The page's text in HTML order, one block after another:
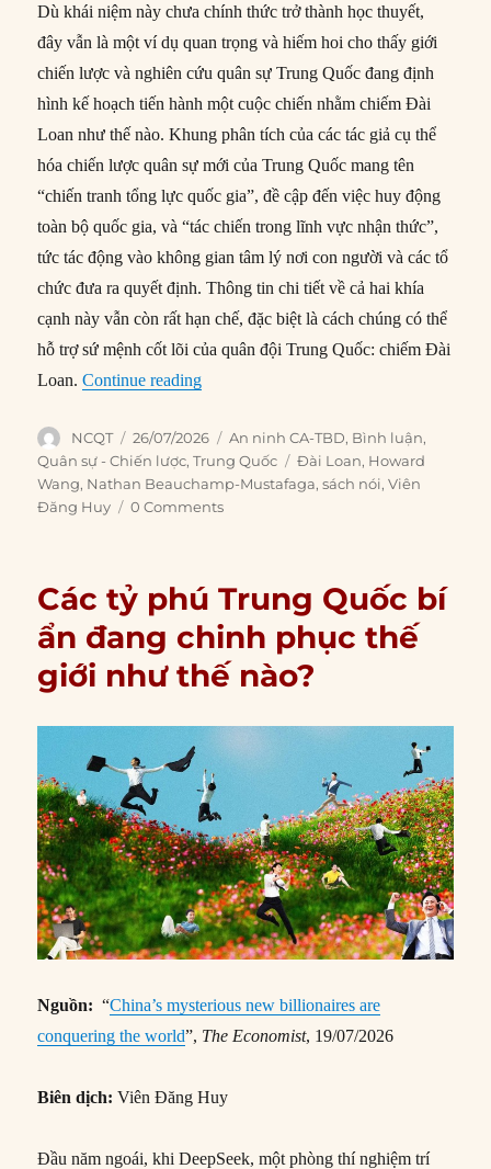
Dù khái niệm này chưa chính thức trở thành học thuyết,
đây vẫn là một ví dụ quan trọng và hiếm hoi cho thấy giới
chiến lược và nghiên cứu quân sự Trung Quốc đang định
hình kế hoạch tiến hành một cuộc chiến nhằm chiếm Đài
Loan như thế nào. Khung phân tích của các tác giả cụ thể
hóa chiến lược quân sự mới của Trung Quốc mang tên
“chiến tranh tổng lực quốc gia”, đề cập đến việc huy động
toàn bộ quốc gia, và “tác chiến trong lĩnh vực nhận thức”,
tức tác động vào không gian tâm lý nơi con người và các tổ
chức đưa ra quyết định. Thông tin chi tiết về cả hai khía
cạnh này vẫn còn rất hạn chế, đặc biệt là cách chúng có thể
hỗ trợ sứ mệnh cốt lõi của quân đội Trung Quốc: chiếm Đài
Loan.Continue reading“‘Hiệu ứng nhận thức’: Cách Trung
Author
NCQT
Posted
on
26/07/2026 Categories
An ninh CA-TBD, Bình luận,
Quân sự - Chiến lược,Trung Quốc Tags
Đài Loan, Howard
Wang, Nathan Beauchamp-Mustafaga,sách nói,Viên
Đăng Huy
0 Comments
Các tỷ phú Trung Quốc bí
ẩn đang chinh phục thế
giới như thế nào?
Nguồn: “China’s mysterious new billionaires are
conquering the world”, The Economist, 19/07/2026
Biên dịch:Viên Đăng Huy
Đầu năm ngoái, khi DeepSeek, một phòng thí nghiệm trí